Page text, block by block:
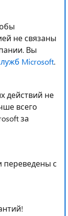
не связаны
Вы
Microsoft.
действий не
всего
за
переведены с